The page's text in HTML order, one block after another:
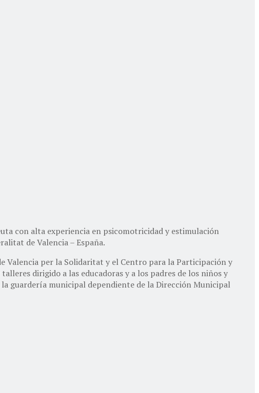
con alta experiencia en psicomotricidad y estimulación
de Valencia – España.
Valencia per la Solidaritat y el Centro para la Participación y
dirigido a las educadoras y a los padres de los niños y
guardería municipal dependiente de la Dirección Municipal